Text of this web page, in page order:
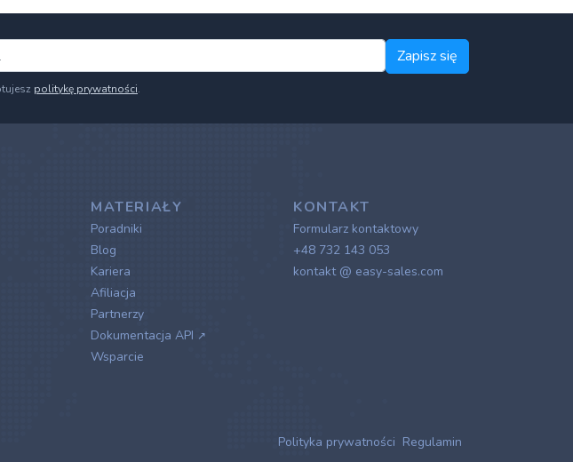
Zapisz się
politykę prywatności.
MATERIAŁY
Poradniki
Blog
Kariera
Afiliacja
Partnerzy
Dokumentacja API ↗
Wsparcie
KONTAKT
Formularz kontaktowy
+48 732 143 053
kontakt @ easy-sales.com
Polityka prywatności Regulamin